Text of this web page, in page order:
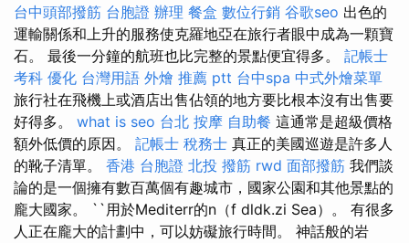
台中頭部撥筋 台胞證 辦理 餐盒 數位行銷 谷歌seo 出色的
運輸關係和上升的服務使克羅地亞在旅行者眼中成為一顆寶
石。 最後一分鐘的航班也比完整的景點便宜得多。 記帳士
考科 優化 台灣用語 外燴 推薦 ptt 台中spa 中式外燴菜單
旅行社在飛機上或酒店出售佔領的地方要比根本沒有出售要
好得多。 what is seo 台北 按摩 自助餐 這通常是超級價格
額外低價的原因。 記帳士 稅務士 真正的美國巡遊是許多人
的靴子清單。 香港 台胞證 北投 撥筋 rwd 面部撥筋 我們談
論的是一個擁有數百萬個有趣城市，國家公園和其他景點的
龐大國家。 ``用於Mediterr的n（f dldk.zi Sea）。 有很多
人正在龐大的計劃中，可以妨礙旅行時間。 神話般的岩